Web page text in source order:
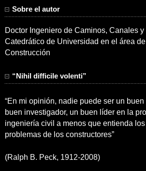
Sobre el autor
Doctor Ingeniero de Caminos, Canales y
Catedrático de Universidad en el área
Construcción
“Nihil difficile volenti”
“En mi opinión, nadie puede ser un
buen investigador, un buen líder en la
ingeniería civil a menos que entienda
problemas de los constructores”
(Ralph B. Peck, 1912-2008)